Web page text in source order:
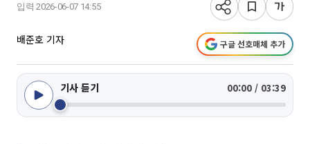
입력 2026-06-07 14:55
배준호 기자 구글 선호매체 추가
기사 듣기 00:00 / 03:39